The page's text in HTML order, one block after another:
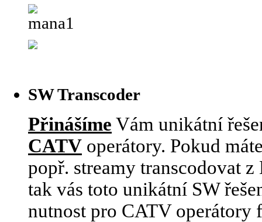
SW Transcoder
Přinášíme Vám unikátní
CATV operátory. Pokud
popř. streamy transcodovat
tak vás toto unikátní SW
nutnost pro CATV operátory